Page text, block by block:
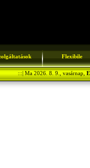
Flexibile
:::| Ma 2026. 8. 9., vasárnap,